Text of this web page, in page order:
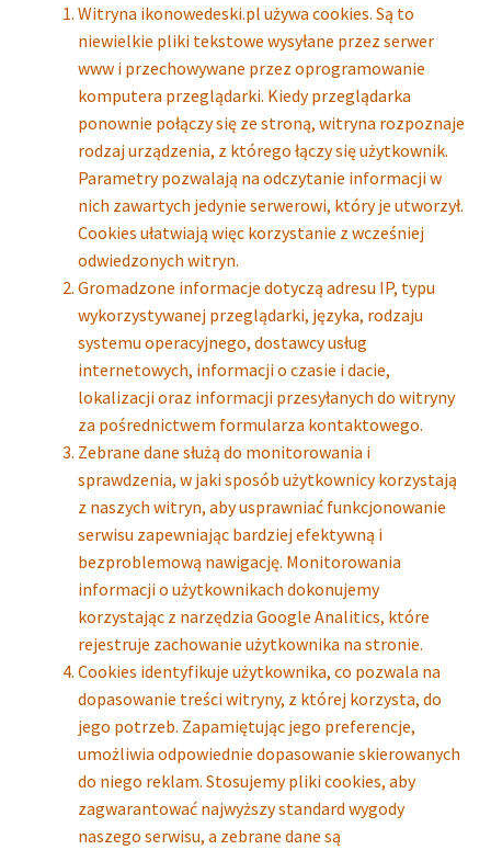
Witryna ikonowedeski.pl używa cookies. Są to
niewielkie pliki tekstowe wysyłane przez serwer
www i przechowywane przez oprogramowanie
komputera przeglądarki. Kiedy przeglądarka
ponownie połączy się ze stroną, witryna rozpoznaje
rodzaj urządzenia, z którego łączy się użytkownik.
Parametry pozwalają na odczytanie informacji w
nich zawartych jedynie serwerowi, który je utworzył.
Cookies ułatwiają więc korzystanie z wcześniej
odwiedzonych witryn.
Gromadzone informacje dotyczą adresu IP, typu
wykorzystywanej przeglądarki, języka, rodzaju
systemu operacyjnego, dostawcy usług
internetowych, informacji o czasie i dacie,
lokalizacji oraz informacji przesyłanych do witryny
za pośrednictwem formularza kontaktowego.
Zebrane dane służą do monitorowania i
sprawdzenia, w jaki sposób użytkownicy korzystają
z naszych witryn, aby usprawniać funkcjonowanie
serwisu zapewniając bardziej efektywną i
bezproblemową nawigację. Monitorowania
informacji o użytkownikach dokonujemy
korzystając z narzędzia Google Analitics, które
rejestruje zachowanie użytkownika na stronie.
Cookies identyfikuje użytkownika, co pozwala na
dopasowanie treści witryny, z której korzysta, do
jego potrzeb. Zapamiętując jego preferencje,
umożliwia odpowiednie dopasowanie skierowanych
do niego reklam. Stosujemy pliki cookies, aby
zagwarantować najwyższy standard wygody
naszego serwisu, a zebrane dane są